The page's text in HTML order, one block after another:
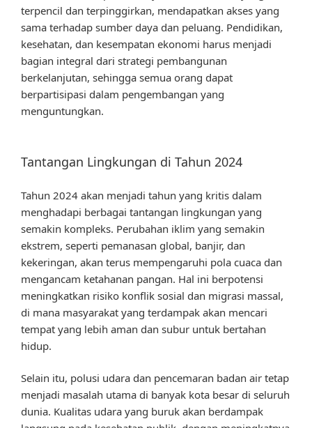
terpencil dan terpinggirkan, mendapatkan akses yang
sama terhadap sumber daya dan peluang. Pendidikan,
kesehatan, dan kesempatan ekonomi harus menjadi
bagian integral dari strategi pembangunan
berkelanjutan, sehingga semua orang dapat
berpartisipasi dalam pengembangan yang
menguntungkan.
Tantangan Lingkungan di Tahun 2024
Tahun 2024 akan menjadi tahun yang kritis dalam
menghadapi berbagai tantangan lingkungan yang
semakin kompleks. Perubahan iklim yang semakin
ekstrem, seperti pemanasan global, banjir, dan
kekeringan, akan terus mempengaruhi pola cuaca dan
mengancam ketahanan pangan. Hal ini berpotensi
meningkatkan risiko konflik sosial dan migrasi massal,
di mana masyarakat yang terdampak akan mencari
tempat yang lebih aman dan subur untuk bertahan
hidup.
Selain itu, polusi udara dan pencemaran badan air tetap
menjadi masalah utama di banyak kota besar di seluruh
dunia. Kualitas udara yang buruk akan berdampak